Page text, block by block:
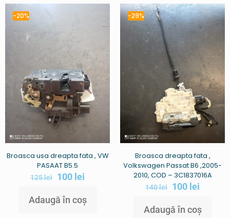
-20%
Broasca usa dreapta fata , VW
PASAAT B5.5
125lei 100 lei
Adaugă în coș
-29%
Broasca dreapta fata ,
Volkswagen Passat B6 ,2005-
2010, COD – 3C1837016A
140lei 100 lei
Adaugă în coș